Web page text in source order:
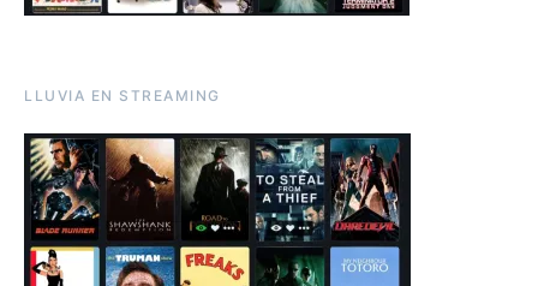
LLUVIA EN STREAMING